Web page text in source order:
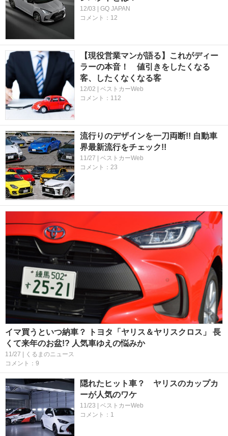
12/03 | GQ JAPAN
コメント：12
【現役営業マンが語る】これがディー
ラーの本音！ 値引きをしたくなる
客、したくなくなる客
12/02 | ベストカーWeb
コメント：112
流行りのデザインを一刀両断!! 自動車
界最新流行をチェック!!
11/27 | ベストカーWeb
コメント：23
イマ買うといつ納車？ トヨタ「ヤリス＆ヤリスクロス」 長
くて来年のお盆!? 人気車ゆえの悩みか
11/27 | くるまのニュース
コメント：9
隠れたヒット車？ ヤリスのカップカ
ーが人気のワケ
11/23 | ベストカーWeb
コメント：1